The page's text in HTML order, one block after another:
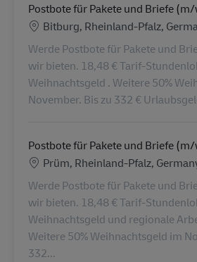
Postbote für Pakete und Briefe
LieuBitburg, Rheinland-Pfalz,
Werde Postbote für Pakete und
wir bieten. 18,48 € Tarif-
Weihnachtsgeld . Weitere 50%
November. Bis zu 332 €
Postbote für Pakete und Briefe
LieuPrüm, Rheinland-Pfalz,
Werde Postbote für Pakete und
wir bieten. 18,48 € Tarif-
Weihnachtsgeld und regionale
Weitere 50% Weihnachtsgeld im
332...